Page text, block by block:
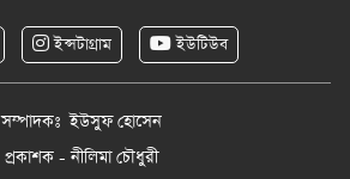
ইন্সটাগ্রাম ইউটিউব
সম্পাদকঃ ইউসুফ হোসেন
প্রকাশক - নীলিমা চৌধুরী